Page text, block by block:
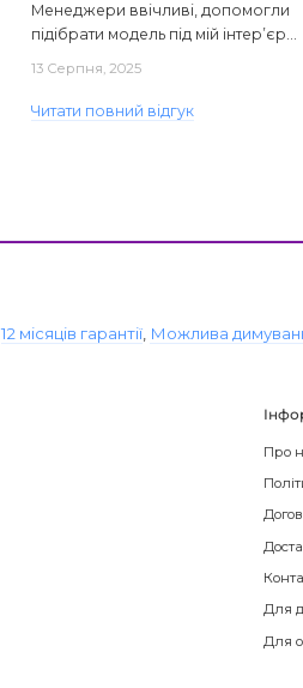
Менеджери ввічливі, допомогли
підібрати модель під мій інтер’єр...
13 Серпня, 2025
Читати повний відгук
,12 місяців гарантії Можлива
Про
Для
Для